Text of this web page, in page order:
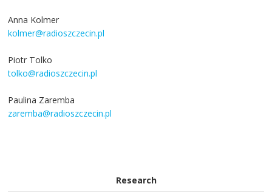
Anna Kolmer
kolmer@radioszczecin.pl
Piotr Tolko
tolko@radioszczecin.pl
Paulina Zaremba
zaremba@radioszczecin.pl
Research